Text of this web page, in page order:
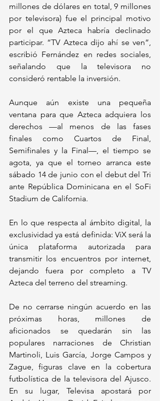
millones de dólares en total, 9 millones
por televisora) fue el principal motivo
por el que Azteca habría declinado
participar. “TV Azteca dijo ahí se ven”,
escribió Fernández en redes sociales,
señalando que la televisora no
consideró rentable la inversión.
Aunque aún existe una pequeña
ventana para que Azteca adquiera los
derechos —al menos de las fases
finales como Cuartos de Final,
Semifinales y la Final—, el tiempo se
agota, ya que el torneo arranca este
sábado 14 de junio con el debut del Tri
ante República Dominicana en el SoFi
Stadium de California.
En lo que respecta al ámbito digital, la
exclusividad ya está definida: ViX será la
única plataforma autorizada para
transmitir los encuentros por internet,
dejando fuera por completo a TV
Azteca del terreno del streaming.
De no cerrarse ningún acuerdo en las
próximas horas, millones de
aficionados se quedarán sin las
populares narraciones de Christian
Martinoli, Luis García, Jorge Campos y
Zague, figuras clave en la cobertura
futbolística de la televisora del Ajusco.
En su lugar, Televisa apostará por